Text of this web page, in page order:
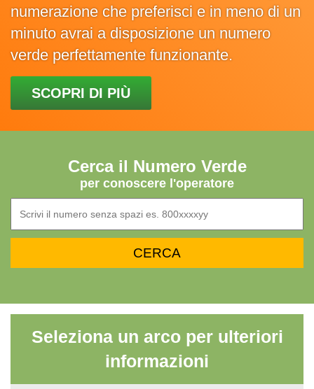
numerazione che preferisci e in meno di un
minuto avrai a disposizione un numero
verde perfettamente funzionante.
SCOPRI DI PIÙ
Cerca il Numero Verde
per conoscere l'operatore
Seleziona un arco per ulteriori
informazioni